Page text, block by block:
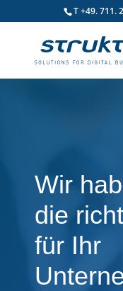
T +49. 711.
Wir
die
für Ihr